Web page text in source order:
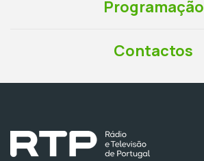
Programação
Contactos